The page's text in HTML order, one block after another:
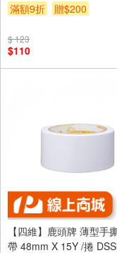
滿額9折
贈$200
$ 123
$110
【四維】鹿頭牌 薄型手
帶 48mm X 15Y /捲